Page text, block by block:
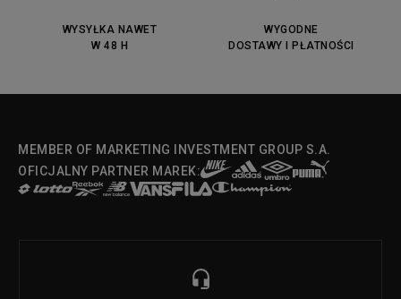
WYSYŁKA NAWET
W 48 H
WYGODNE
DOSTAWY I PŁATNOŚCI
MEMBER OF MARKETING INVESTMENT GROUP S.A.
OFICJALNY PARTNER MAREK: